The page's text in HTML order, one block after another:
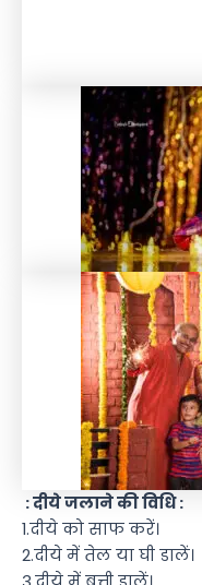
: दीये जलाने की विधि :
1.दीये को साफ करें।
2.दीये में तेल या घी डालें।